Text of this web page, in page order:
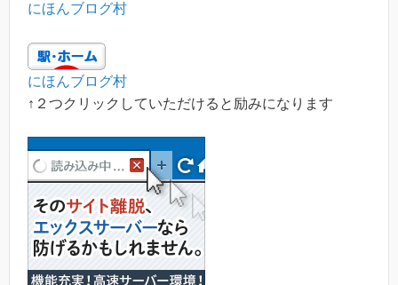
にほんブログ村
にほんブログ村
↑２つクリックしていただけると励みになります